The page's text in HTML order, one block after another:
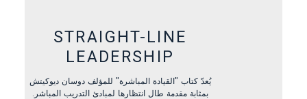
STRAIGHT-LINE
LEADERSHIP
يُعدّ كتاب "القيادة المباشرة" للمؤلف دوسان ديوكيتش
بمثابة مقدمة طال انتظارها لمبادئ التدريب المباشر.